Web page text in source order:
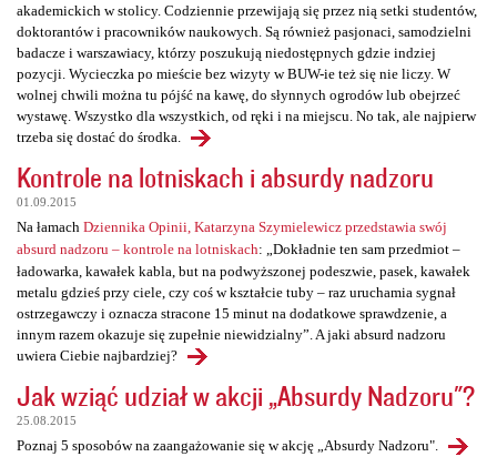
akademickich w stolicy. Codziennie przewijają się przez nią setki studentów,
doktorantów i pracowników naukowych. Są również pasjonaci, samodzielni
badacze i warszawiacy, którzy poszukują niedostępnych gdzie indziej
pozycji. Wycieczka po mieście bez wizyty w BUW-ie też się nie liczy. W
wolnej chwili można tu pójść na kawę, do słynnych ogrodów lub obejrzeć
wystawę. Wszystko dla wszystkich, od ręki i na miejscu. No tak, ale najpierw
trzeba się dostać do środka.
Kontrole na lotniskach i absurdy nadzoru
01.09.2015
Na łamach Dziennika Opinii, Katarzyna Szymielewicz przedstawia swój
absurd nadzoru – kontrole na lotniskach: „Dokładnie ten sam przedmiot –
ładowarka, kawałek kabla, but na podwyższonej podeszwie, pasek, kawałek
metalu gdzieś przy ciele, czy coś w kształcie tuby – raz uruchamia sygnał
ostrzegawczy i oznacza stracone 15 minut na dodatkowe sprawdzenie, a
innym razem okazuje się zupełnie niewidzialny”. A jaki absurd nadzoru
uwiera Ciebie najbardziej?
Jak wziąć udział w akcji „Absurdy Nadzoru"?
25.08.2015
Poznaj 5 sposobów na zaangażowanie się w akcję „Absurdy Nadzoru".